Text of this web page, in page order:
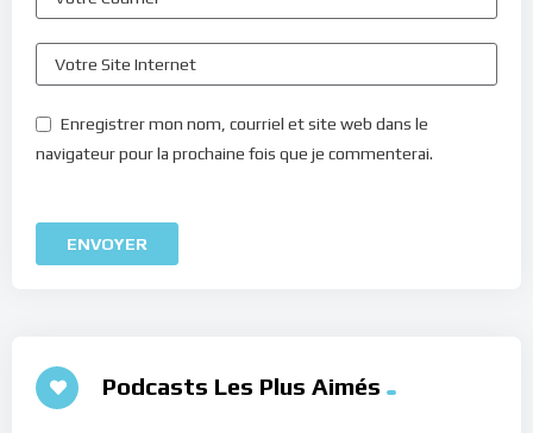
Enregistrer mon nom, courriel et site web dans le
navigateur pour la prochaine fois que je commenterai.
Podcasts Les Plus Aimés